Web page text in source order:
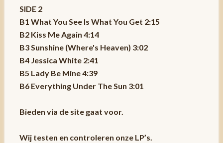
SIDE 2
B1 What You See Is What You Get 2:15
B2 Kiss Me Again 4:14
B3 Sunshine (Where's Heaven) 3:02
B4 Jessica White 2:41
B5 Lady Be Mine 4:39
B6 Everything Under The Sun 3:01
Bieden via de site gaat voor.
Wij testen en controleren onze LP’s.